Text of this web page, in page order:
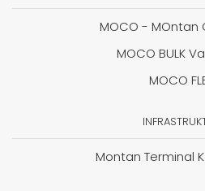
MOCO - MOntan
MOCO BULK
MOCO
Montan Terminal